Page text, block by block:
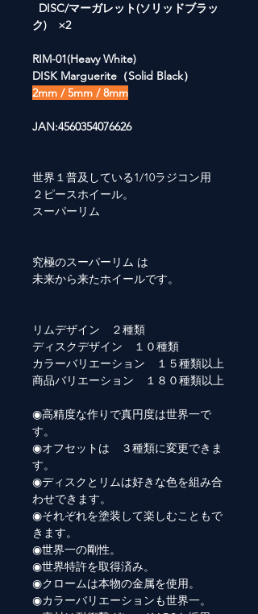
DISC/マーガレット(ソリッドブラッ
ク) ×2
RIM-01(Heavy White)
DISK Marguerite（Solid Black）
2mm / 5mm / 8mm
JAN:4560354076626
世界１普及している1/10ラジコン用
２ピースホイール。
スーパーリム
究極のスーパーリム は
未来から来たホイールです。
リムデザイン ２種類
ディスクデザイン １０種類
カラーバリエーション １５種類以上
商品バリエーション １８０種類以上
◉高精度な作りで真円度は世界一で
す。
◉オフセットは ３種類に変更できま
す。
◉ディスクとリムは好きな色を組み合
わせできます。
◉それぞれを塗装して楽しむこともで
きます。
◉世界一の剛性。
◉世界特許を取得済み。
◉クロームは本物の金属を使用。
◉カラーバリエーションも世界一。